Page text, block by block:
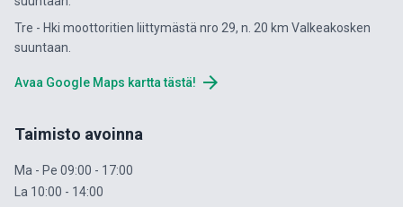
Tre - Hki moottoritien liittymästä nro 29, n. 20 km Valkeakosken
suuntaan.
Avaa Google Maps kartta tästä! arrow_forward
Taimisto avoinna
Ma - Pe 09:00 - 17:00
La 10:00 - 14:00